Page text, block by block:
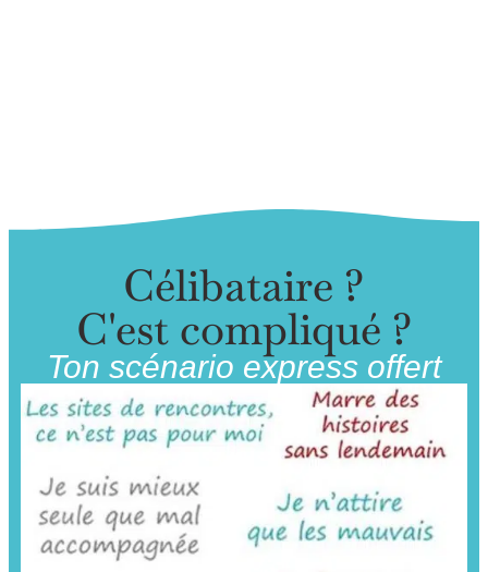
Célibataire ?
C'est compliqué ?
Ton scénario express offert